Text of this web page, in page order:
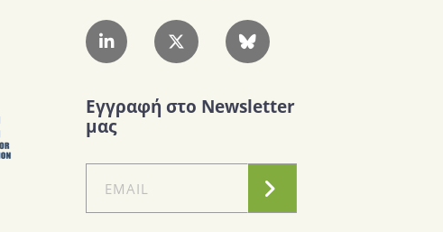
Εγγραφή στο Newsletter
μας